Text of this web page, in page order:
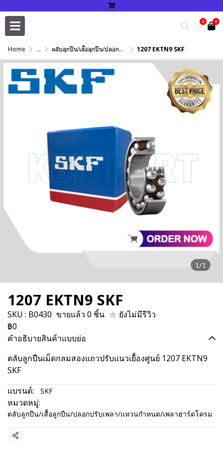
0 0
Home ... ตลับลูกปืน/เสื้อลูกปืน/ปลอกปรับเพลา/แหวนกำหนด/เพลาฮาร์ดโครม 1207 EKTN9 SKF
1/1
1207 EKTN9 SKF
SKU : B0430 ขายแล้ว 0 ชิ้น
ยังไม่มีรีวิว
฿0
คำอธิบายสินค้าแบบย่อ
ตลับลูกปืนเม็ดกลมสองแถวปรับแนวเยื้องศูนย์ 1207 EKTN9
SKF
แบรนด์:
SKF
หมวดหมู่:
ตลับลูกปืน/เสื้อลูกปืน/ปลอกปรับเพลา/แหวนกำหนด/เพลาฮาร์ดโครม
แชร์